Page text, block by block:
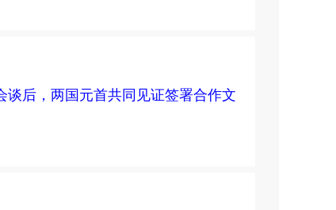
后，两国元首共同见证签署合作文